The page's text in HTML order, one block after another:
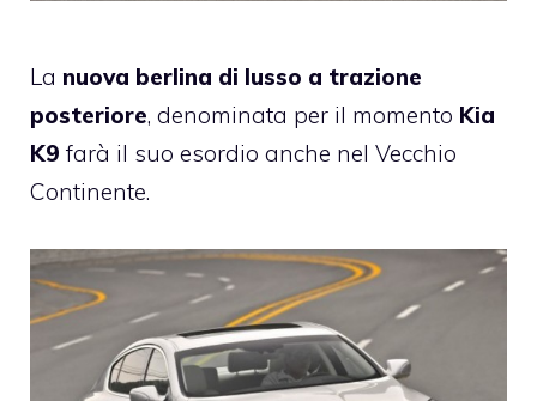
La nuova berlina di lusso a trazione
posteriore, denominata per il momento Kia
K9 farà il suo esordio anche nel Vecchio
Continente.